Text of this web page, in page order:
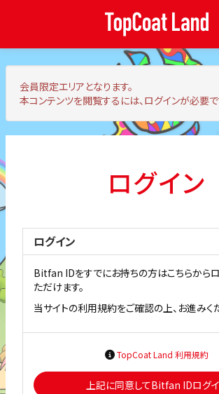
会員限定エリア となります。
本コンテンツを閲覧するには、ログインが必要で
ログイン
ログイン
Bitfan IDをすでにお持ちの方はこちらから
ただけます。
当サイトの利用規約をご確認の上、お進みく
TopCoat Land 利用規約
上記に同意してBitfan IDログ